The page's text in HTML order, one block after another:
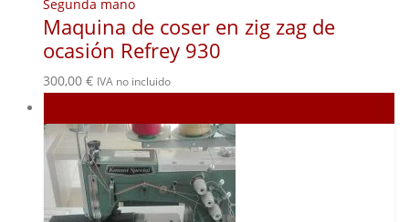
Segunda mano
Maquina de coser en zig zag de
ocasión Refrey 930
300,00 € IVA no incluido